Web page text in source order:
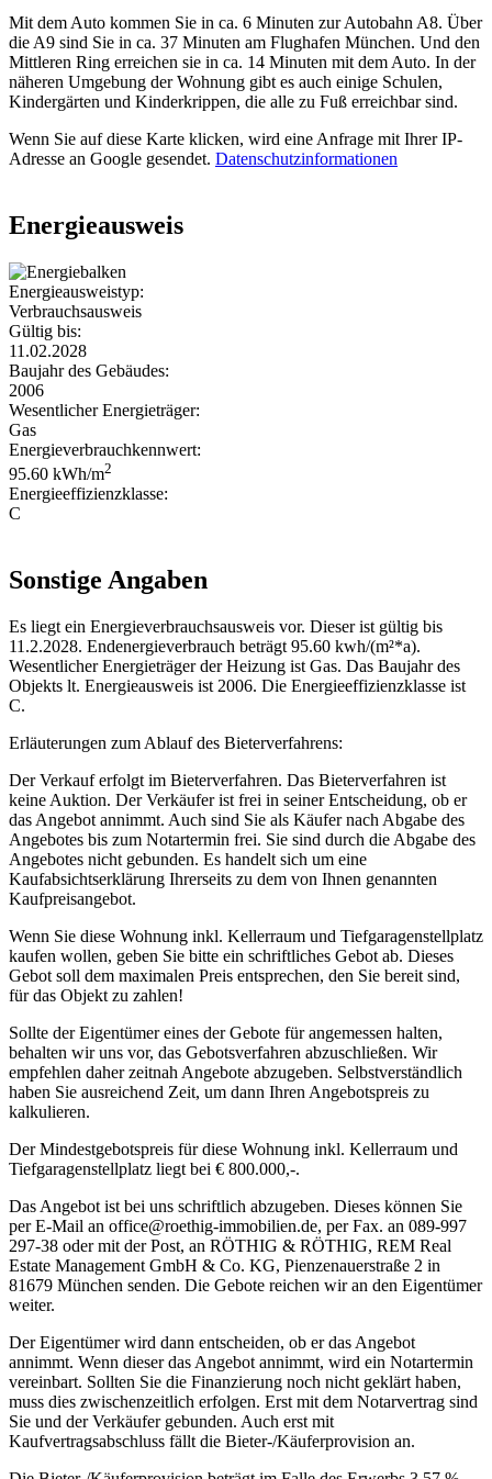
Mit dem Auto kommen Sie in ca. 6 Minuten zur Autobahn A8. Über
die A9 sind Sie in ca. 37 Minuten am Flughafen München. Und den
Mittleren Ring erreichen sie in ca. 14 Minuten mit dem Auto. In der
näheren Umgebung der Wohnung gibt es auch einige Schulen,
Kindergärten und Kinderkrippen, die alle zu Fuß erreichbar sind.
Wenn Sie auf diese Karte klicken, wird eine Anfrage mit Ihrer IP-
Adresse an Google gesendet. Datenschutzinformationen
Energieausweis
Energieausweistyp:
Verbrauchsausweis
Gültig bis:
11.02.2028
Baujahr des Gebäudes:
2006
Wesentlicher Energieträger:
Gas
Energieverbrauchkennwert:
95.60 kWh/m2
Energieeffizienzklasse:
C
Sonstige Angaben
Es liegt ein Energieverbrauchsausweis vor. Dieser ist gültig bis
11.2.2028. Endenergieverbrauch beträgt 95.60 kwh/(m²*a).
Wesentlicher Energieträger der Heizung ist Gas. Das Baujahr des
Objekts lt. Energieausweis ist 2006. Die Energieeffizienzklasse ist
C.
Erläuterungen zum Ablauf des Bieterverfahrens:
Der Verkauf erfolgt im Bieterverfahren. Das Bieterverfahren ist
keine Auktion. Der Verkäufer ist frei in seiner Entscheidung, ob er
das Angebot annimmt. Auch sind Sie als Käufer nach Abgabe des
Angebotes bis zum Notartermin frei. Sie sind durch die Abgabe des
Angebotes nicht gebunden. Es handelt sich um eine
Kaufabsichtserklärung Ihrerseits zu dem von Ihnen genannten
Kaufpreisangebot.
Wenn Sie diese Wohnung inkl. Kellerraum und Tiefgaragenstellplatz
kaufen wollen, geben Sie bitte ein schriftliches Gebot ab. Dieses
Gebot soll dem maximalen Preis entsprechen, den Sie bereit sind,
für das Objekt zu zahlen!
Sollte der Eigentümer eines der Gebote für angemessen halten,
behalten wir uns vor, das Gebotsverfahren abzuschließen. Wir
empfehlen daher zeitnah Angebote abzugeben. Selbstverständlich
haben Sie ausreichend Zeit, um dann Ihren Angebotspreis zu
kalkulieren.
Der Mindestgebotspreis für diese Wohnung inkl. Kellerraum und
Tiefgaragenstellplatz liegt bei € 800.000,-.
Das Angebot ist bei uns schriftlich abzugeben. Dieses können Sie
per E-Mail an office@roethig-immobilien.de, per Fax. an 089-997
297-38 oder mit der Post, an RÖTHIG & RÖTHIG, REM Real
Estate Management GmbH & Co. KG, Pienzenauerstraße 2 in
81679 München senden. Die Gebote reichen wir an den Eigentümer
weiter.
Der Eigentümer wird dann entscheiden, ob er das Angebot
annimmt. Wenn dieser das Angebot annimmt, wird ein Notartermin
vereinbart. Sollten Sie die Finanzierung noch nicht geklärt haben,
muss dies zwischenzeitlich erfolgen. Erst mit dem Notarvertrag sind
Sie und der Verkäufer gebunden. Auch erst mit
Kaufvertragsabschluss fällt die Bieter-/Käuferprovision an.